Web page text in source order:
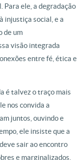
Para ele, a degradação
injustiça social, e a
de um
visão integrada
entre fé, ética e
é talvez o traço mais
nos convida a
juntos, ouvindo e
ele insiste que a
sair ao encontro
e marginalizados.